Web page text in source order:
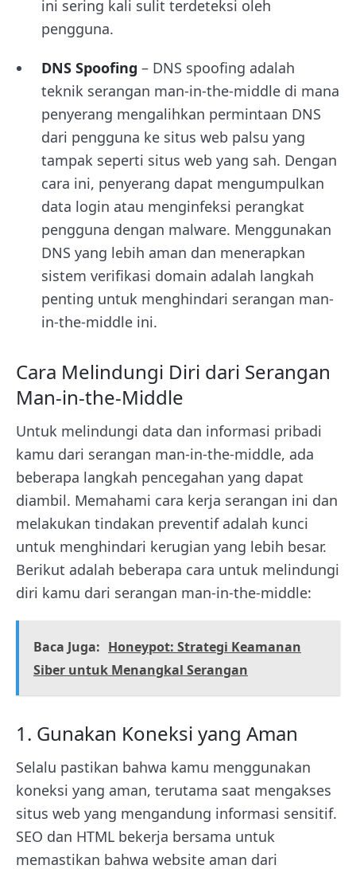
ini sering kali sulit terdeteksi oleh
pengguna.
DNS Spoofing – DNS spoofing adalah
teknik serangan man-in-the-middle di mana
penyerang mengalihkan permintaan DNS
dari pengguna ke situs web palsu yang
tampak seperti situs web yang sah. Dengan
cara ini, penyerang dapat mengumpulkan
data login atau menginfeksi perangkat
pengguna dengan malware. Menggunakan
DNS yang lebih aman dan menerapkan
sistem verifikasi domain adalah langkah
penting untuk menghindari serangan man-
in-the-middle ini.
Cara Melindungi Diri dari Serangan
Man-in-the-Middle
Untuk melindungi data dan informasi pribadi
kamu dari serangan man-in-the-middle, ada
beberapa langkah pencegahan yang dapat
diambil. Memahami cara kerja serangan ini dan
melakukan tindakan preventif adalah kunci
untuk menghindari kerugian yang lebih besar.
Berikut adalah beberapa cara untuk melindungi
diri kamu dari serangan man-in-the-middle:
Baca Juga: Honeypot: Strategi Keamanan
Siber untuk Menangkal Serangan
1. Gunakan Koneksi yang Aman
Selalu pastikan bahwa kamu menggunakan
koneksi yang aman, terutama saat mengakses
situs web yang mengandung informasi sensitif.
SEO dan HTML bekerja bersama untuk
memastikan bahwa website aman dari